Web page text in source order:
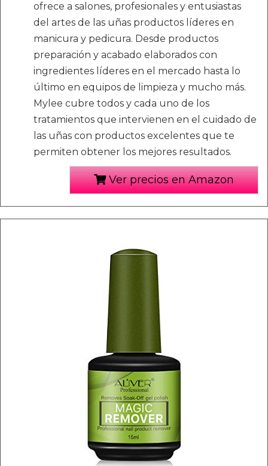
ofrece a salones, profesionales y entusiastas
del artes de las uñas productos líderes en
manicura y pedicura. Desde productos
preparación y acabado elaborados con
ingredientes líderes en el mercado hasta lo
último en equipos de limpieza y mucho más.
Mylee cubre todos y cada uno de los
tratamientos que intervienen en el cuidado de
las uñas con productos excelentes que te
permiten obtener los mejores resultados.
Ver precios en Amazon